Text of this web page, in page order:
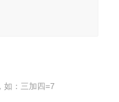
如：三加四=7